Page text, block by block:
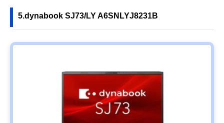
5.dynabook SJ73/LY A6SNLYJ8231B